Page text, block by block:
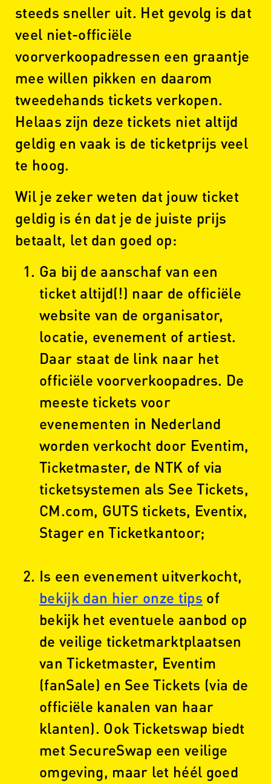
steeds sneller uit. Het gevolg is dat
veel niet-officiële
voorverkoopadressen een graantje
mee willen pikken en daarom
tweedehands tickets verkopen.
Helaas zijn deze tickets niet altijd
geldig en vaak is de ticketprijs veel
te hoog.
Wil je zeker weten dat jouw ticket
geldig is én dat je de juiste prijs
betaalt, let dan goed op:
Ga bij de aanschaf van een
ticket altijd(!) naar de officiële
website van de organisator,
locatie, evenement of artiest.
Daar staat de link naar het
officiële voorverkoopadres. De
meeste tickets voor
evenementen in Nederland
worden verkocht door Eventim,
Ticketmaster, de NTK of via
ticketsystemen als See Tickets,
CM.com, GUTS tickets, Eventix,
Stager en Ticketkantoor;
Is een evenement uitverkocht,
bekijk dan hier onze tips of
bekijk het eventuele aanbod op
de veilige ticketmarktplaatsen
van Ticketmaster, Eventim
(fanSale) en See Tickets (via de
officiële kanalen van haar
klanten). Ook Ticketswap biedt
met SecureSwap een veilige
omgeving, maar let héél goed